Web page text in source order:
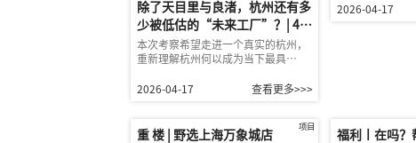
除了天目里与良渚，杭州还有多
少被低估的“未来工厂”？| 4月
深度考察
本次考察希望走进一个真实的杭州，
重新理解杭州何以成为当下最具…
2026-04-17 查看更多>>>
2026-04-17
项目
重 楼 | 野选上海万象城店
福利丨在吗？